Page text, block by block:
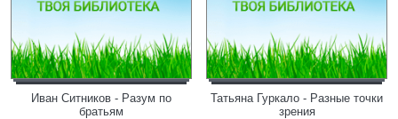
Иван Ситников - Разум по
братьям
Татьяна Гуркало - Разные точки
зрения